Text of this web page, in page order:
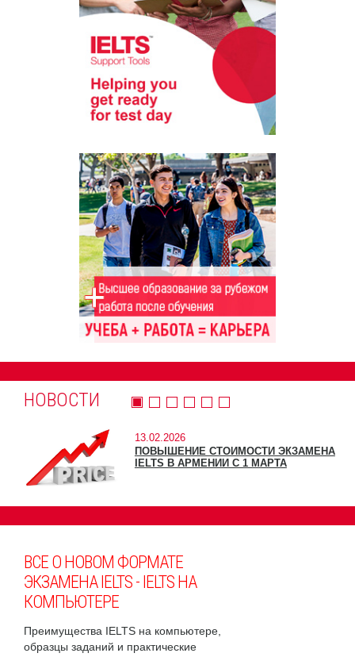
НОВОСТИ
13.02.2026
ПОВЫШЕНИЕ СТОИМОСТИ ЭКЗАМЕНА
IELTS В АРМЕНИИ С 1 МАРТА
ВСЕ О НОВОМ ФОРМАТЕ
ЭКЗАМЕНА IELTS - IELTS НА
КОМПЬЮТЕРЕ
Преимущества IELTS на компьютере,
образцы заданий и практические